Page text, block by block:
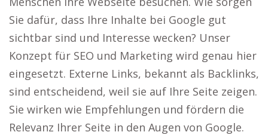
Sie dafür, dass Ihre Inhalte bei Google gut
sichtbar sind und Interesse wecken? Unser
Konzept für SEO und Marketing wird genau hier
eingesetzt. Externe Links, bekannt als Backlinks,
sind entscheidend, weil sie auf Ihre Seite zeigen.
Sie wirken wie Empfehlungen und fördern die
Relevanz Ihrer Seite in den Augen von Google.